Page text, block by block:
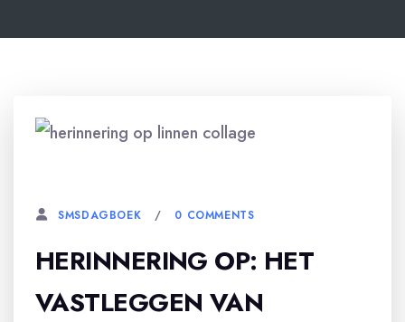
SMSDAGBOEK 0 COMMENTS
HERINNERING OP: HET
VASTLEGGEN VAN